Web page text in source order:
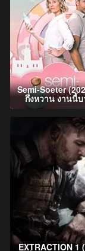
Semi-Soeter
กึ่งหวาน งานนี้
EXTRACTION 1